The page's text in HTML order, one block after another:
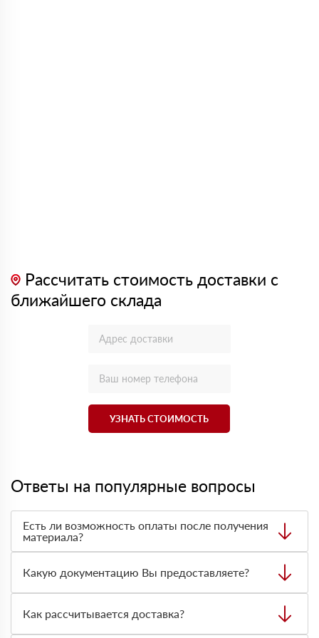
Рассчитать стоимость доставки с
ближайшего склада
УЗНАТЬ СТОИМОСТЬ
Ответы на популярные вопросы
Есть ли возможность оплаты после получения
материала?
оплата по факту получения товара. При этом, если
доставленный товар был ненадлежащего качества, то
Вы вправе от него отказаться.
Какую документацию Вы предоставляете?
сертификаты и паспорта качества, а также товарно-
транспортную накладную.
Как рассчитывается доставка?